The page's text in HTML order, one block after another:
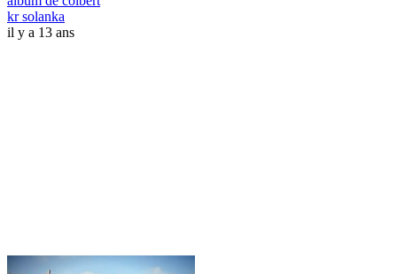
kr solanka
il y a 13 ans